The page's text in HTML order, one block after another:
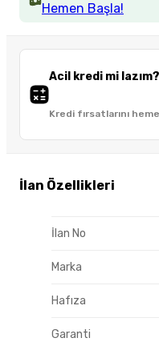
Hemen Başla!
Acil kredi mi lazım?
Kredi fırsatlarını
İlan Özellikleri
İlan No
Marka
Hafıza
Garanti